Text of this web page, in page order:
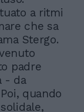
a ritmi
che sa
Stergo.
padre
- da
quando